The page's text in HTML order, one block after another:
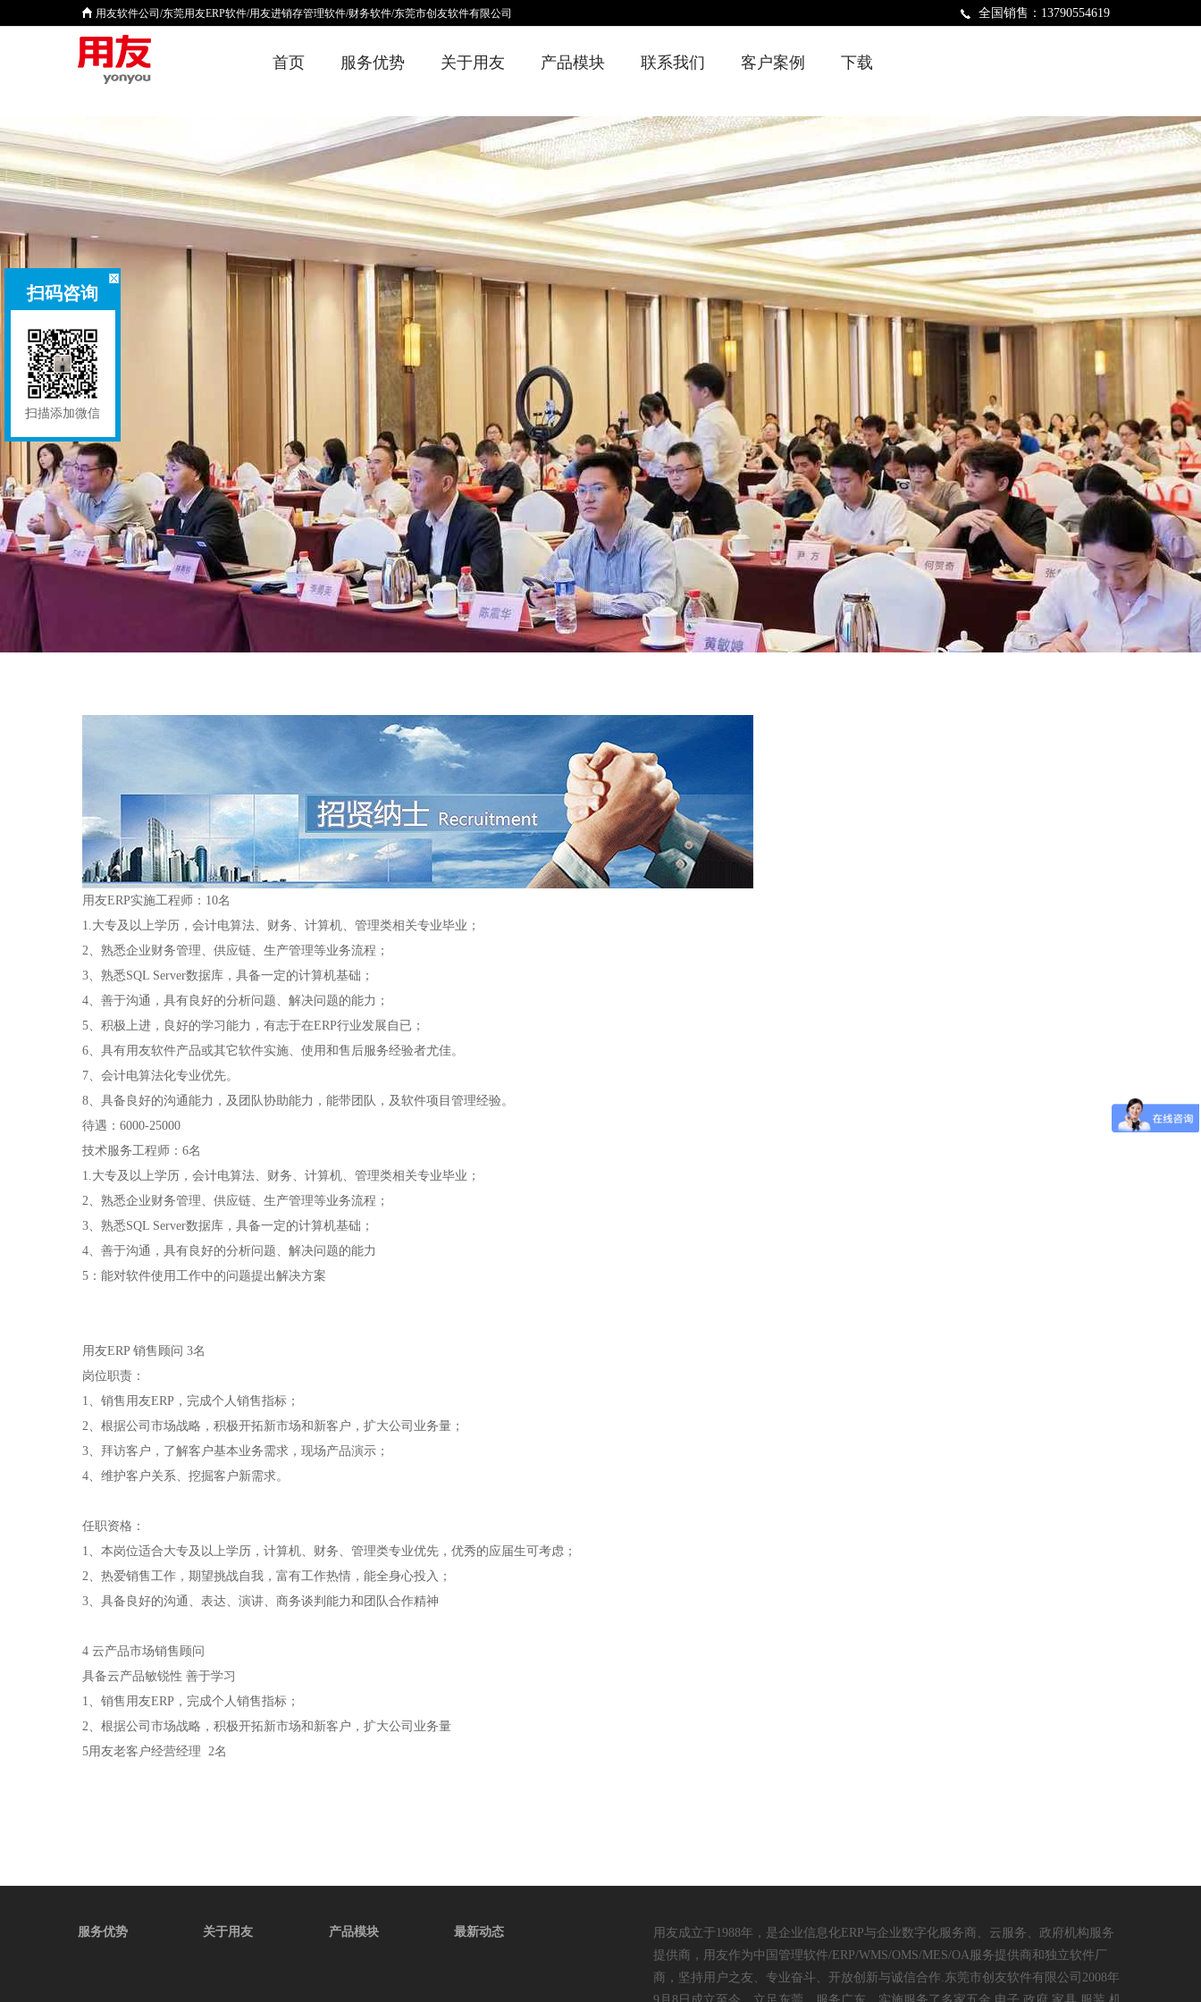
用友软件公司/东莞用友ERP软件/用友进销存管理软件/财务软件/东莞市创友软件有限公司 全国销售：13790554619
首页 服务优势 关于用友 产品模块 联系我们 客户案例 下载
用友ERP实施工程师：10名
1.大专及以上学历，会计电算法、财务、计算机、管理类相关专业毕业；
2、熟悉企业财务管理、供应链、生产管理等业务流程；
3、熟悉SQL Server数据库，具备一定的计算机基础；
4、善于沟通，具有良好的分析问题、解决问题的能力；
5、积极上进，良好的学习能力，有志于在ERP行业发展自已；
6、具有用友软件产品或其它软件实施、使用和售后服务经验者尤佳。
7、会计电算法化专业优先。
8、具备良好的沟通能力，及团队协助能力，能带团队，及软件项目管理经验。
待遇：6000-25000
技术服务工程师：6名
1.大专及以上学历，会计电算法、财务、计算机、管理类相关专业毕业；
2、熟悉企业财务管理、供应链、生产管理等业务流程；
3、熟悉SQL Server数据库，具备一定的计算机基础；
4、善于沟通，具有良好的分析问题、解决问题的能力
5：能对软件使用工作中的问题提出解决方案
用友ERP 销售顾问 3名
岗位职责：
1、销售用友ERP，完成个人销售指标；
2、根据公司市场战略，积极开拓新市场和新客户，扩大公司业务量；
3、拜访客户，了解客户基本业务需求，现场产品演示；
4、维护客户关系、挖掘客户新需求。
任职资格：
1、本岗位适合大专及以上学历，计算机、财务、管理类专业优先，优秀的应届生可考虑；
2、热爱销售工作，期望挑战自我，富有工作热情，能全身心投入；
3、具备良好的沟通、表达、演讲、商务谈判能力和团队合作精神
4 云产品市场销售顾问
具备云产品敏锐性 善于学习
1、销售用友ERP，完成个人销售指标；
2、根据公司市场战略，积极开拓新市场和新客户，扩大公司业务量
5用友老客户经营经理 2名
服务优势 关于用友 产品模块 最新动态
用友成立于1988年，是企业信息化ERP与企业数字化服务商、云服务、政府机构服务
提供商，用友作为中国管理软件/ERP/WMS/OMS/MES/OA服务提供商和独立软件厂
商，坚持用户之友、专业奋斗、开放创新与诚信合作.东莞市创友软件有限公司2008年
扫码咨询
扫描添加微信